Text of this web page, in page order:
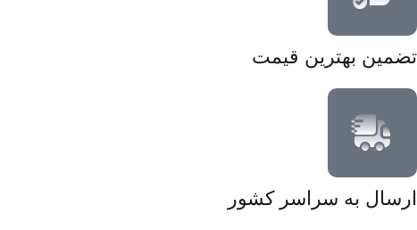
تضمین بهترین قیمت
ارسال به سراسر کشور